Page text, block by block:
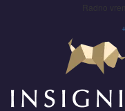
Radno